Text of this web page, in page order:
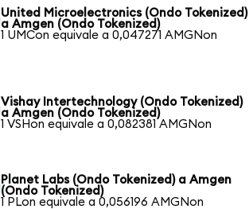
United Microelectronics (Ondo Tokenized)
a Amgen (Ondo Tokenized)
1 UMCon equivale a 0,047271 AMGNon
Vishay Intertechnology (Ondo Tokenized)
a Amgen (Ondo Tokenized)
1 VSHon equivale a 0,082381 AMGNon
Planet Labs (Ondo Tokenized) a Amgen
(Ondo Tokenized)
1 PLon equivale a 0,056196 AMGNon